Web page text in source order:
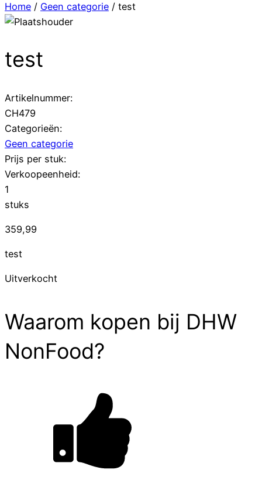
Home / Geen categorie / test
test
Artikelnummer:
CH479
Categorieën:
Geen categorie
Prijs per stuk:
Verkoopeenheid:
1
stuks
359,99
test
Uitverkocht
Waarom kopen bij DHW
NonFood?